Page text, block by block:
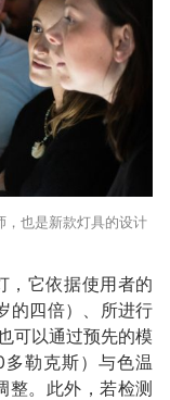
也是新款灯具的设计
，它依据使用者的
的四倍）、所进行
可以通过预先的模
勒克斯）与色温
整。此外，若检测